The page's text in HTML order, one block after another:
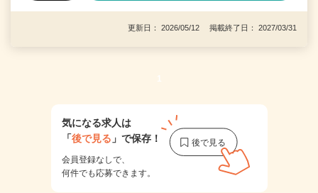
更新日： 2026/05/12 掲載終了日： 2027/03/31
1
気になる求人は
「後で見る 」で保存！
会員登録なしで、
何件でも応募できます。